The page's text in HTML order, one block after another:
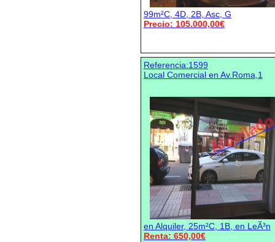
99m²C, 4D, 2B, Asc, G
Precio: 105.000,00€
Referencia:1599
Local Comercial en Av.Roma,1
en Alquiler, 25m²C, 1B, en LeÃ³n
Renta: 650,00€